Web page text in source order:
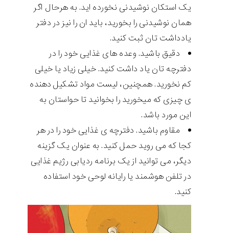
یک استکان نوشیدنی نخورده اید. به هرحال اگر
همان نوشیدنی را بخورید، باید ان را نیز در دفتر
یادداشت تان ثبت کنید.
دقیق باشید. وعده های غذایی خود را در
دفترچه تان یاد داشت کنید. خیلی زیاد یا خیلی
کم نخورید. همچنین، لیست مواد تشکیل دهنده
ی چیزی که میخورید را بخوانید تا حواستان به
این مورد باشد.
مقاوم باشید. دفترچه ی غذایی خود را در هر
کجا که می روید حمل کنید. به عنوان یک گزینه
دیگر، می توانید از یک برنامه ردیابی رژیم غذایی
در تلفن هوشمند یا رایانه لوحی خود استفاده
کنید.